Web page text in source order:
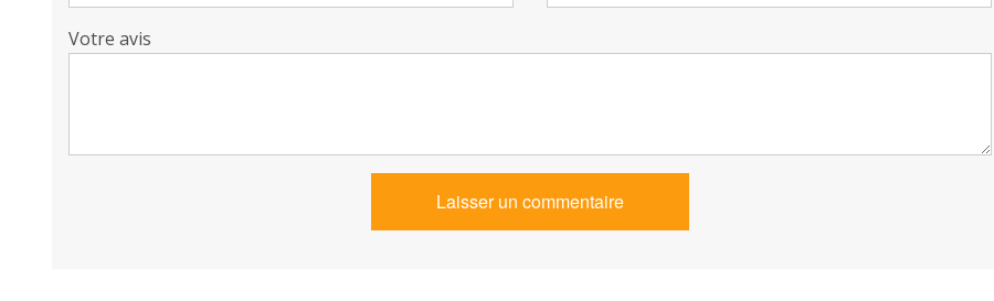
Votre avis